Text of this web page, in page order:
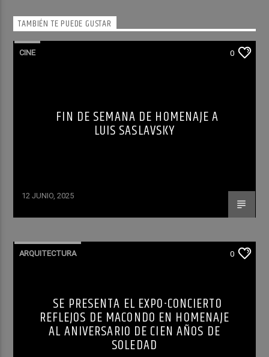
TAMBIÉN TE PUEDE GUSTAR
CINE 0
FIN DE SEMANA DE HOMENAJE A
LUIS SASLAVSKY
12 JUNIO, 2025
ARQUITECTURA 0
SE PRESENTA EL EXPO-CONCIERTO
REFLEJOS DE MACONDO EN HOMENAJE
AL ANIVERSARIO DE CIEN AÑOS DE
SOLEDAD